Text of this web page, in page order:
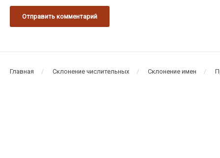
Главная Склонение числительных Склонение имен